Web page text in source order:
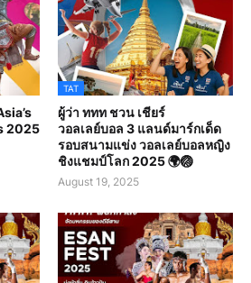
2025
TAT
ผู้ว่า ททท ชวน เชียร์
วอลเลย์บอล 3 แลนด์มาร์กเด็ด
รอบสนามแข่ง วอลเลย์บอลหญิง
ชิงแชมป์โลก 2025 🌍🏐
August 19, 2025